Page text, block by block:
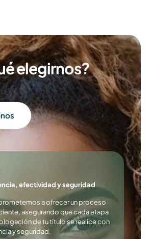
elegirnos?
efectividad y seguridad
a ofrecer un proceso
asegurando que cada etapa
de tu título se realice con
y seguridad.